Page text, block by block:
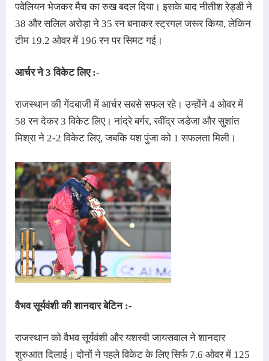
पवेलियन भेजकर मैच का रुख बदल दिया। इसके बाद नीतीश रेड्डी ने
38 और सलिल अरोड़ा ने 35 रन बनाकर स्ट्रगल जरूर किया, लेकिन
टीम 19.2 ओवर में 196 रन पर सिमट गई।
आर्चर ने 3 विकेट लिए :-
राजस्थान की गेंदबाजी में आर्चर सबसे सफल रहे। उन्होंने 4 ओवर में
58 रन देकर 3 विकेट लिए। नांद्रे बर्गर, रवींद्र जडेजा और सुशांत
मिश्रा ने 2-2 विकेट लिए, जबकि यश पुंजा को 1 सफलता मिली।
वैभव सूर्यवंशी की शानदार बेटिन :-
राजस्थान को वैभव सूर्यवंशी और यशस्वी जायसवाल ने शानदार
शुरुआत दिलाई। दोनों ने पहले विकेट के लिए सिर्फ 7.6 ओवर में 125